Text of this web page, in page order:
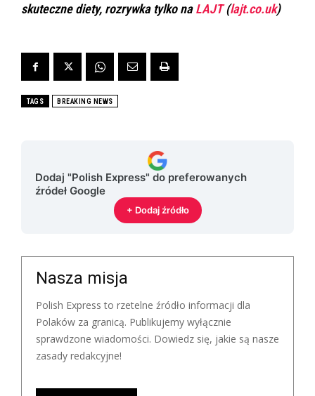
skuteczne diety, rozrywka tylko naLAJT(lajt.co.uk)
TAGS BREAKING NEWS
Dodaj "Polish Express" do preferowanych
źródeł Google
+ Dodaj źródło
Nasza misja
Polish Express to rzetelne źródło informacji dla
Polaków za granicą. Publikujemy wyłącznie
sprawdzone wiadomości. Dowiedz się, jakie są nasze
zasady redakcyjne!